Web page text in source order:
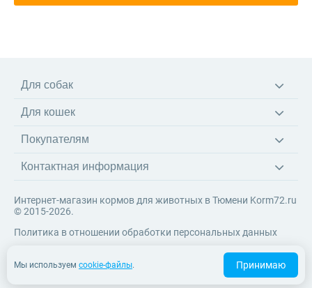
Для собак
Ветеринарные диеты
Игрушки
Амуниция
Для кошек
Ветеринарные диеты
Покупателям
Оплата
Система скидок
Контакты
Контактная информация
Интернет-магазин кормов для животных в Тюмени Korm72.ru
© 2015-2026.
Политика в отношении обработки персональных данных
Мы используем cookie-файлы. Принимаю